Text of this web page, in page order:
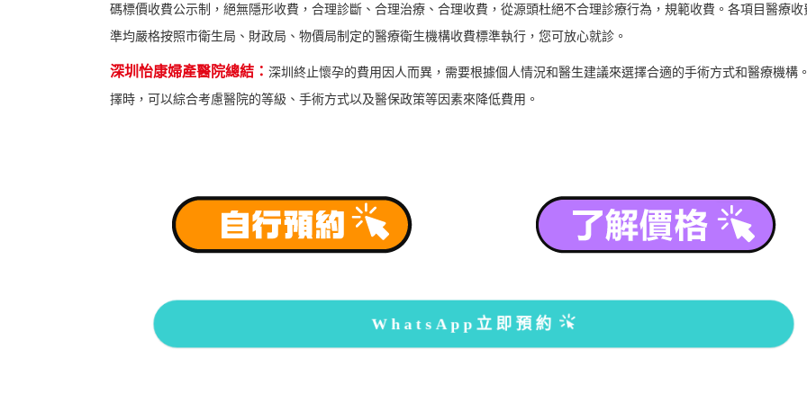
碼標價收費公示制，絕無隱形收費，合理診斷、合理治療、合理收費，從源頭杜絕不合理診療行為，規範收費。各項目醫療收
準均嚴格按照市衛生局、財政局、物價局制定的醫療衛生機構收費標準執行，您可放心就診。
深圳怡康婦產醫院總結： 深圳終止懷孕的費用因人而異，需要根據個人情況和醫生建議來選擇合適的手術方式和醫療機構
擇時，可以綜合考慮醫院的等級、手術方式以及醫保政策等因素來降低費用。
WhatsApp立即預約